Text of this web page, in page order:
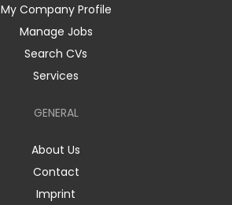
My Company Profile
Manage Jobs
Search CVs
Services
GENERAL
About Us
Contact
Imprint